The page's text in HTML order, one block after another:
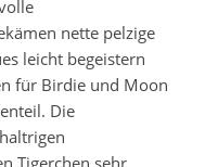
nette pelzige
leicht begeistern
für Birdie und Moon
Die